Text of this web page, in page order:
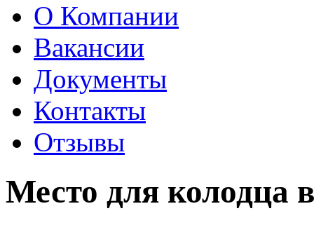
О Компании
Вакансии
Документы
Контакты
Отзывы
Место для колодца